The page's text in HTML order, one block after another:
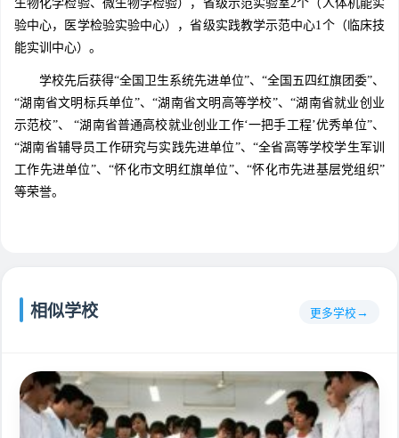
生物化学检验、微生物学检验），省级示范实验室2个（人体机能实
验中心，医学检验实验中心），省级实践教学示范中心1个（临床技
能实训中心）。
学校先后获得“全国卫生系统先进单位”、“全国五四红旗团委”、
“湖南省文明标兵单位”、“湖南省文明高等学校”、“湖南省就业创业
示范校”、 “湖南省普通高校就业创业工作‘一把手工程’优秀单位”、
“湖南省辅导员工作研究与实践先进单位”、“全省高等学校学生军训
工作先进单位”、“怀化市文明红旗单位”、“怀化市先进基层党组织”
等荣誉。
相似学校 更多学校